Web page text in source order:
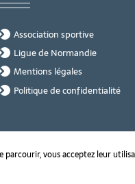
Association sportive
Ligue de Normandie
Mentions légales
Politique de confidentialité
vous acceptez leur